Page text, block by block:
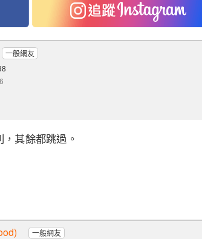
一般網友
其餘都跳過。
一般網友